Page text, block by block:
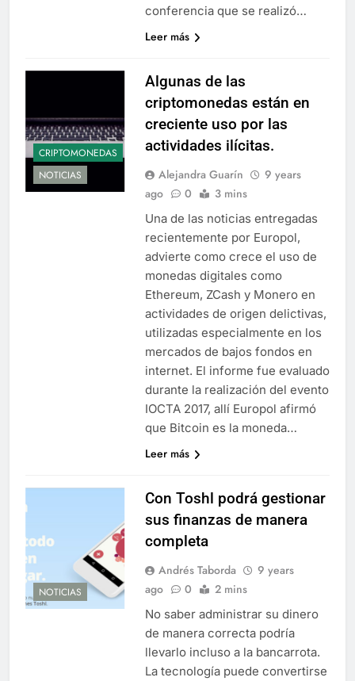
conferencia que se realizó…
Leer más
CRIPTOMONEDAS
NOTICIAS
Algunas de las
criptomonedas están en
creciente uso por las
actividades ilícitas.
Alejandra Guarín
9 years
ago
0 3 mins
Una de las noticias entregadas
recientemente por Europol,
advierte como crece el uso de
monedas digitales como
Ethereum, ZCash y Monero en
actividades de origen delictivas,
utilizadas especialmente en los
mercados de bajos fondos en
internet. El informe fue evaluado
durante la realización del evento
IOCTA 2017, allí Europol afirmó
que Bitcoin es la moneda…
Leer más
NOTICIAS
Con Toshl podrá gestionar
sus finanzas de manera
completa
Andrés Taborda
9 years
ago
0 2 mins
No saber administrar su dinero
de manera correcta podría
llevarlo incluso a la bancarrota.
La tecnología puede convertirse